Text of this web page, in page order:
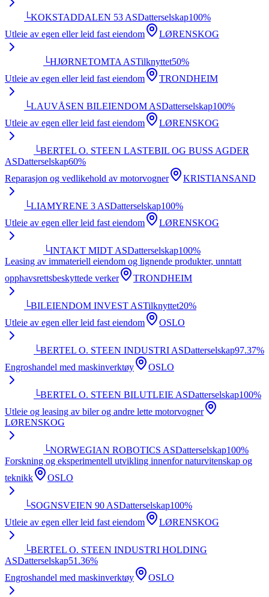
└KOKSTADDALEN 53 ASDatterselskap100%
Utleie av egen eller leid fast eiendom
LØRENSKOG
└HJØRNETOMTA ASTilknyttet50%
Utleie av egen eller leid fast eiendom
TRONDHEIM
└LAUVÅSEN BILEIENDOM ASDatterselskap100%
Utleie av egen eller leid fast eiendom
LØRENSKOG
└BERTEL O. STEEN LASTEBIL OG BUSS AGDER
ASDatterselskap60%
Reparasjon og vedlikehold av motorvogner
KRISTIANSAND
└LIAMYRENE 3 ASDatterselskap100%
Utleie av egen eller leid fast eiendom
LØRENSKOG
└INTAKT MIDT ASDatterselskap100%
Leasing av immateriell eiendom og lignende produkter, unntatt
opphavsrettsbeskyttede verker
TRONDHEIM
└BILEIENDOM INVEST ASTilknyttet20%
Utleie av egen eller leid fast eiendom
OSLO
└BERTEL O. STEEN INDUSTRI ASDatterselskap97.37%
Engroshandel med maskinverktøy
OSLO
└BERTEL O. STEEN BILUTLEIE ASDatterselskap100%
Utleie og leasing av biler og andre lette motorvogner
LØRENSKOG
└NORWEGIAN ROBOTICS ASDatterselskap100%
Forskning og eksperimentell utvikling innenfor naturvitenskap og
teknikk
OSLO
└SOGNSVEIEN 90 ASDatterselskap100%
Utleie av egen eller leid fast eiendom
LØRENSKOG
└BERTEL O. STEEN INDUSTRI HOLDING
ASDatterselskap51.36%
Engroshandel med maskinverktøy
OSLO